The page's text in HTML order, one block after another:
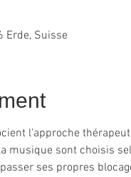
Erde, Suisse
l'approche
musique sont choisis
ses propres